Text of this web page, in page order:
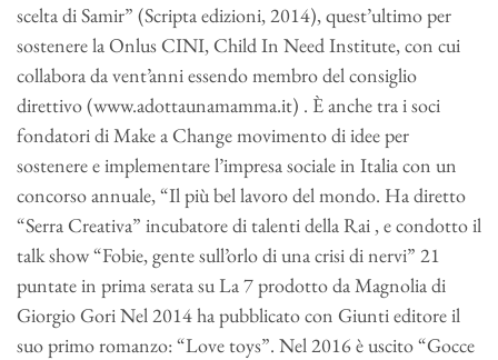
scelta di Samir” (Scripta edizioni, 2014), quest’ultimo per
sostenere la Onlus CINI, Child In Need Institute, con cui
collabora da vent’anni essendo membro del consiglio
direttivo (www.adottaunamamma.it) . È anche tra i soci
fondatori di Make a Change movimento di idee per
sostenere e implementare l’impresa sociale in Italia con un
concorso annuale, “Il più bel lavoro del mondo. Ha diretto
“Serra Creativa” incubatore di talenti della Rai , e condotto il
talk show “Fobie, gente sull’orlo di una crisi di nervi” 21
puntate in prima serata su La 7 prodotto da Magnolia di
Giorgio Gori Nel 2014 ha pubblicato con Giunti editore il
suo primo romanzo: “Love toys”. Nel 2016 è uscito “Gocce